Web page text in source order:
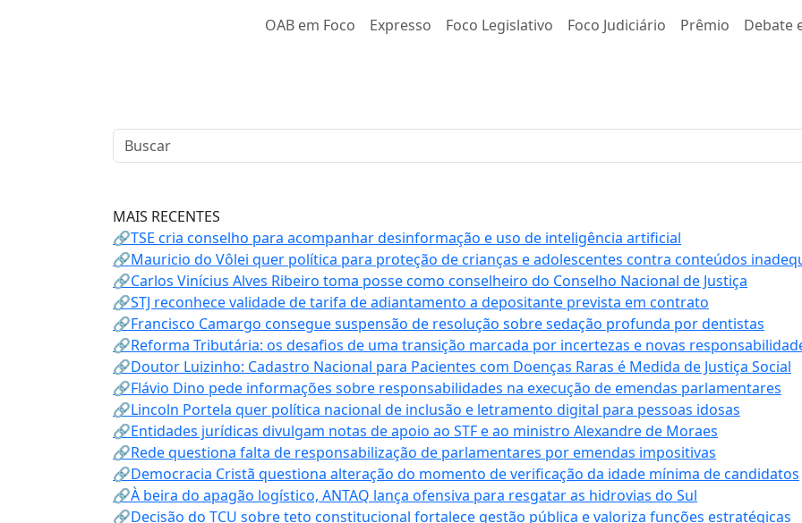
OAB em Foco Expresso Foco Legislativo Foco Judiciário Prêmio Debate
MAIS RECENTES
🔗TSE cria conselho para acompanhar desinformação e uso de inteligência artificial
🔗Mauricio do Vôlei quer política para proteção de crianças e adolescentes contra conteúdos
🔗Carlos Vinícius Alves Ribeiro toma posse como conselheiro do Conselho Nacional de Justiça
🔗STJ reconhece validade de tarifa de adiantamento a depositante prevista em contrato
🔗Francisco Camargo consegue suspensão de resolução sobre sedação profunda por dentistas
🔗Reforma Tributária: os desafios de uma transição marcada por incertezas e novas
🔗Doutor Luizinho: Cadastro Nacional para Pacientes com Doenças Raras é Medida de Justiça Social
🔗Flávio Dino pede informações sobre responsabilidades na execução de emendas parlamentares
🔗Lincoln Portela quer política nacional de inclusão e letramento digital para pessoas idosas
🔗Entidades jurídicas divulgam notas de apoio ao STF e ao ministro Alexandre de Moraes
🔗Rede questiona falta de responsabilização de parlamentares por emendas impositivas
🔗Democracia Cristã questiona alteração do momento de verificação da idade mínima de candidatos
🔗À beira do apagão logístico, ANTAQ lança ofensiva para resgatar as hidrovias do Sul
🔗Decisão do TCU sobre teto constitucional fortalece gestão pública e valoriza funções estratégicas